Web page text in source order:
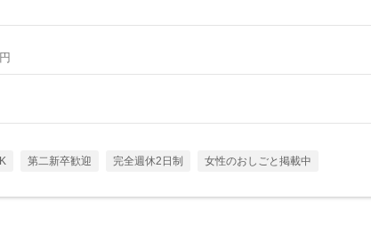
第二新卒歓迎 完全週休2日制 女性のおしごと掲載中